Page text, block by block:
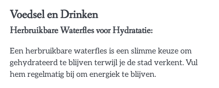
Voedsel en Drinken
Herbruikbare Waterfles voor Hydratatie:
Een herbruikbare waterfles is een slimme keuze om
gehydrateerd te blijven terwijl je de stad verkent. Vul
hem regelmatig bij om energiek te blijven.